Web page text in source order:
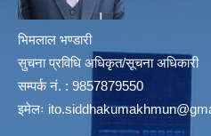
भिमलाल भण्डारी
सुचना प्रविधि अधिकृत/सूचना अधिकारी
सम्पर्क नं. : 9857879550
इमेलः